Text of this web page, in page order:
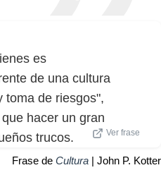
es
de una cultura
toma de riesgos",
hacer un gran
trucos.
Ver frase
Frase de Cultura | John P. Kotter